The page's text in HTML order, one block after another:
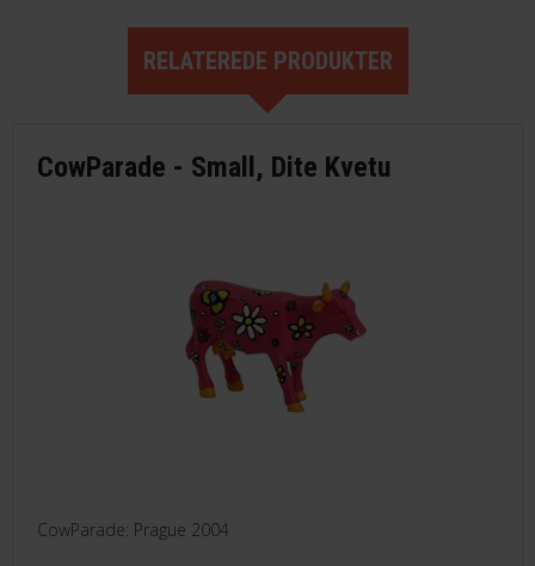
RELATEREDE PRODUKTER
CowParade - Small, Dite Kvetu
CowParade: Prague 2004